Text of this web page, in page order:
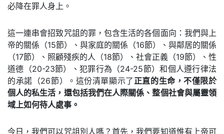
必降在罪人身上。
這一連串會招致咒詛的罪，包含生活的各個面向：我們與上
帝的關係（15節）、與家庭的關係（16節）、與鄰居的關係
（17節）、照顧殘疾的人（18節）、社會正義（19節）、性
道德（20-23節）、犯罪行為（24-25節）和個人遵行律法
的承諾（26節）。這份清單顯示了正直的生命，不僅限於
個人的私生活，還包括我們在人際關係、整個社會與屬靈領
域上如何待人處事。
今日，我們可以咒詛別人嗎？首先，我們要知道惟有上帝可